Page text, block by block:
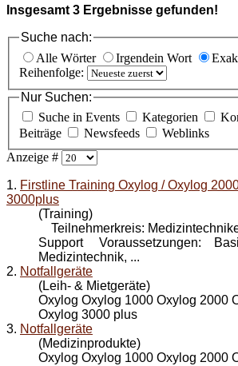
Insgesamt 3 Ergebnisse gefunden!
Suche nach:
Alle Wörter
Irgendein Wort
Reihenfolge:
Nur Suchen:
Suche in Events
Kategorien
Beiträge
Newsfeeds
Weblinks
Anzeige #
1. Firstline Training Oxylog / Oxylog
3000plus
(Training)
Teilnehmerkreis:
Support Voraussetzungen:
Medizintechnik, ...
2. Notfallgeräte
(Leih- & Mietgeräte)
Oxylog Oxylog 1000 Oxylog 2000
Oxylog 3000 plus
3. Notfallgeräte
(Medizinprodukte)
Oxylog Oxylog 1000 Oxylog 2000